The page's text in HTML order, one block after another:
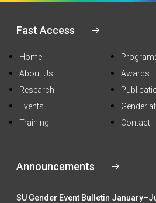
Fast Access
Home
About Us
Research
Events
Training
Awards
Gender
Contact
Announcements
SU Gender Event Bulletin